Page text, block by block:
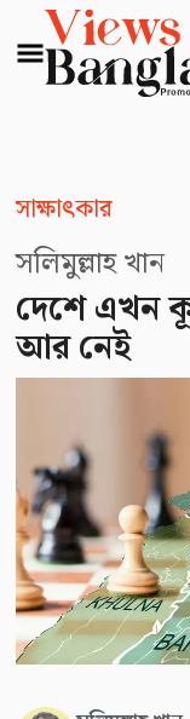
সাক্ষাৎকার
সলিমুল্লাহ খান
দেশে এখন
আর নেই